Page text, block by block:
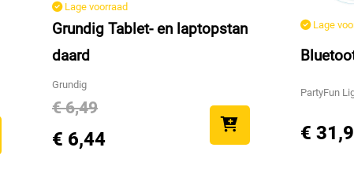
Lage voorraad
Grundig Tablet- en laptopstan
daard
Grundig
€ 6,49
€ 6,44
Lage
PartyFun
€